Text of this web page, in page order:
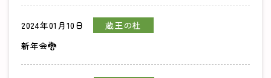
2024年01月10日
蔵王の杜
新年会🐉